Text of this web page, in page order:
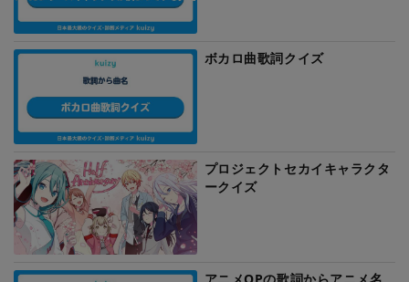
ボカロ曲歌詞クイズ
プロジェクトセカイキャラクタ
ークイズ